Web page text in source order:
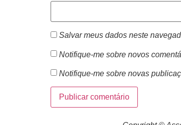
Salvar meus dados neste
Notifique-me sobre novos
Notifique-me sobre novas